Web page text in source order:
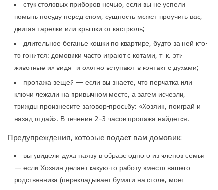
стук столовых приборов ночью, если вы не успели
помыть посуду перед сном, сущность может проучить вас,
двигая тарелки или крышки от кастрюль;
длительное беганье кошки по квартире, будто за ней кто-
то гонится: домовики часто играют с котами, т. к. эти
животные их видят и охотно вступают в контакт с духами;
пропажа вещей — если вы знаете, что перчатка или
ключи лежали на привычном месте, а затем исчезли,
трижды произнесите заговор-просьбу: «Хозяин, поиграй и
назад отдай». В течение 2–3 часов пропажа найдется.
Предупреждения, которые подает вам домовик:
вы увидели духа наяву в образе одного из членов семьи
— если Хозяин делает какую-то работу вместо вашего
родственника (перекладывает бумаги на столе, моет